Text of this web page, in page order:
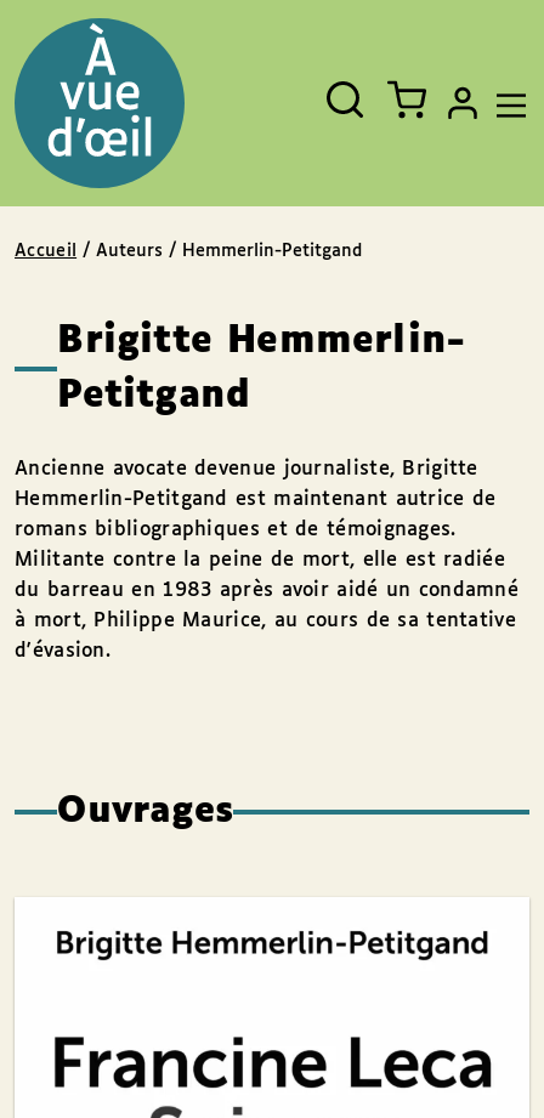
Fermer
Rechercher
un
livre,
un
auteur,
un
EAN
Accueil / Auteurs / Hemmerlin-Petitgand
Brigitte Hemmerlin-
Petitgand
Ancienne avocate devenue journaliste, Brigitte
Hemmerlin-Petitgand est maintenant autrice de
romans bibliographiques et de témoignages.
Militante contre la peine de mort, elle est radiée
du barreau en 1983 après avoir aidé un condamné
à mort, Philippe Maurice, au cours de sa tentative
d'évasion.
Ouvrages